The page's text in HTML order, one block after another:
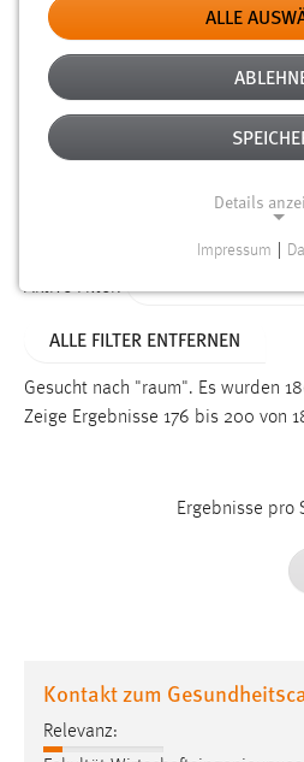
Erstellungsdatum
Alter
Aktive Filter:
ALLE FILTER ENTFERNEN
Gesucht nach "raum". Es wurden
Zeige Ergebnisse 176 bis 200 von
Ergebnisse pro
Kontakt zum
Relevanz:
ALLE
Details
Funktionen und sind für die
Einverständnis
cookie_consent
Dieser Cookie speichert die
Performance
Impressum